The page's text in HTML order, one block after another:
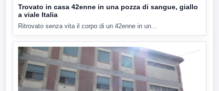
Trovato in casa 42enne in una pozza di sangue, giallo
a viale Italia
Ritrovato senza vita il corpo di un 42enne in un...